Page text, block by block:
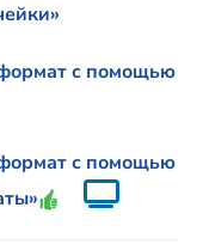
»
с помощью
с помощью
»